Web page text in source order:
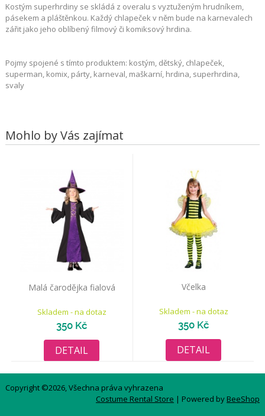
Kostým superhrdiny se skládá z overalu s vyztuženým hrudníkem,
pásekem a pláštěnkou. Každý chlapeček v něm bude na karnevalech
zářit jako jeho oblíbený filmový či komiksový hrdina.
Pojmy spojené s tímto produktem: kostým, dětský, chlapeček,
superman, komix, párty, karneval, maškarní, hrdina, superhrdina,
svaly
Mohlo by Vás zajímat
Malá čarodějka fialová
Skladem - na dotaz
350 Kč
DETAIL
Včelka
Skladem - na dotaz
350 Kč
DETAIL
Copyright ©2026, Všechna práva vyhrazena
Costume Rental Store | Powered by BeeShop